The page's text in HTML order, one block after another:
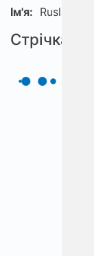
Ім'я: Ruslan
Стрічка